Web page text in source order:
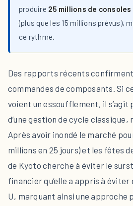
produire 25 millions de consoles
(plus que les 15 millions prévus),
ce rythme.
Des rapports récents
commandes de composants. Si
voient un essoufflement, il s’agit
d’une gestion de cycle
Après avoir inondé le marché
millions en 25 jours) et les fêtes
de Kyoto cherche à éviter le
financier qu’elle a appris à éviter
U, marquant ainsi une approche